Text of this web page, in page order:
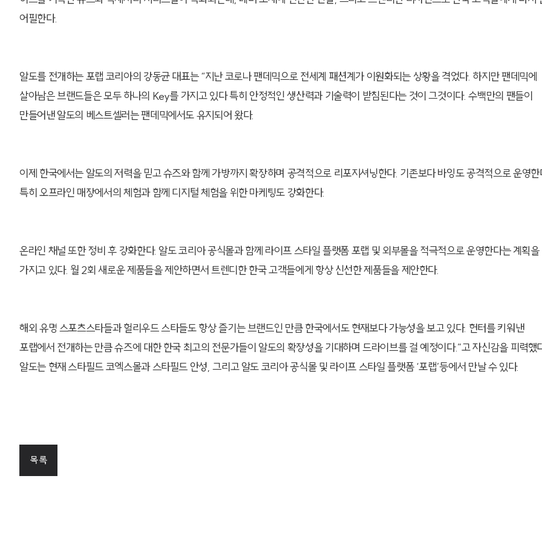
어필한다.
알도를 전개하는 포랩 코리아의 강동균 대표는 “지난 코로나 팬데믹으로 전세계 패션계가 이원화되는 상황을 격었다. 하지만 팬데믹에
살아남은 브랜드들은 모두 하나의 Key를 가지고 있다 특히 안정적인 생산력과 기술력이 받침된다는 것이 그것이다. 수백만의 팬들이
만들어낸 알도의 베스트셀러는 팬데믹에서도 유지되어 왔다.
이제 한국에서는 알도의 저력을 믿고 슈즈와 함께 가방까지 확장하며 공격적으로 리포지셔닝한다. 기존보다 바잉도 공격적으로 운영한
특히 오프라인 매장에서의 체험과 함께 디지털 체험을 위한 마케팅도 강화한다.
온라인 채널 또한 정비 후 강화한다. 알도 코리아 공식몰과 함께 라이프 스타일 플랫폼 포랩 및 외부몰을 적극적으로 운영한다는 계획을
가지고 있다. 월 2회 새로운 제품들을 제안하면서 트렌디한 한국 고객들에게 항상 신선한 제품들을 제안한다.
해외 유명 스포츠스타들과 헐리우드 스타들도 항상 즐기는 브랜드인 만큼 한국에서도 현재보다 가능성을 보고 있다. 헌터를 키워낸
포랩에서 전개하는 만큼 슈즈에 대한 한국 최고의 전문가들이 알도의 확장성을 기대하며 드라이브를 걸 예정이다.”고 자신감을 피력했
알도는 현재 스타필드 코엑스몰과 스타필드 안성, 그리고 알도 코리아 공식몰 및 라이프 스타일 플랫폼 ‘포랩’등에서 만날 수 있다.
목록